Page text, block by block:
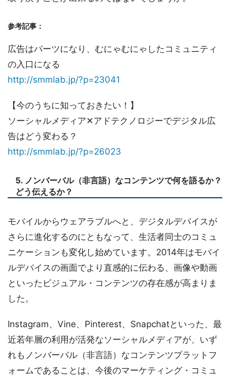
参考記事：
広告はパーツになり、むにゃむにゃしたコミュニティ
の入口になる
http://smmlab.jp/?p=23041
【今のうちに知っておきたい！】
ソーシャルメディア✕アドテクノロジーでデジタル広
告はどう変わる？
http://smmlab.jp/?p=26023
5. ノンバーバル（非言語）なコンテンツで何を語るか？
どう伝えるか？
モバイルからウェアラブルへと、デジタルデバイスが
さらに進化するのにともなって、生活者同士のコミュ
ニケーションも変化し始めています。2014年はモバイ
ルデバイスの画面でより直感的に伝わる、画像や動画
といったビジュアル・コンテンツの存在感が高まりま
した。
Instagram、Vine、Pinterest、Snapchatといった、最
近若年層の利用が活発なソーシャルメディアが、いず
れもノンバーバル（非言語）なコンテンツプラットフ
ォームであることは、今後のマーケティング・コミュ